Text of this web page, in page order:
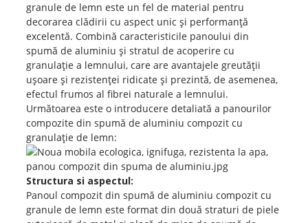
granule de lemn este un fel de material pentru
decorarea clădirii cu aspect unic și performanță
excelentă. Combină caracteristicile panoului din
spumă de aluminiu și stratul de acoperire cu
granulație a lemnului, care are avantajele greutății
ușoare și rezistenței ridicate și prezintă, de asemenea,
efectul frumos al fibrei naturale a lemnului.
Următoarea este o introducere detaliată a panourilor
compozite din spumă de aluminiu compozit cu
granulație de lemn:
Structura si aspectul:
Panoul compozit din spumă de aluminiu compozit cu
granule de lemn este format din două straturi de piele